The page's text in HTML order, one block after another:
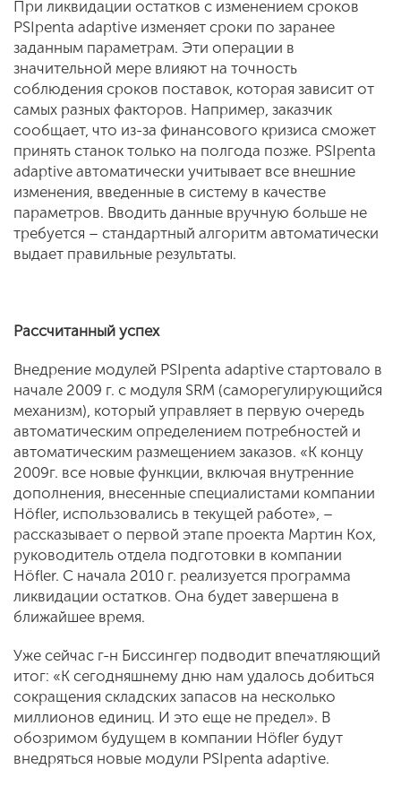
При ликвидации остатков с изменением сроков
PSIpenta adaptive изменяет сроки по заранее
заданным параметрам. Эти операции в
значительной мере влияют на точность
соблюдения сроков поставок, которая зависит от
самых разных факторов. Например, заказчик
сообщает, что из-за финансового кризиса сможет
принять станок только на полгода позже. PSIpenta
adaptive автоматически учитывает все внешние
изменения, введенные в систему в качестве
параметров. Вводить данные вручную больше не
требуется – стандартный алгоритм автоматически
выдает правильные результаты.
Рассчитанный успех
Внедрение модулей PSIpenta adaptive стартовало в
начале 2009 г. с модуля SRM (саморегулирующийся
механизм), который управляет в первую очередь
автоматическим определением потребностей и
автоматическим размещением заказов. «К концу
2009г. все новые функции, включая внутренние
дополнения, внесенные специалистами компании
Höfler, использовались в текущей работе», –
рассказывает о первой этапе проекта Мартин Кох,
руководитель отдела подготовки в компании
Höfler. С начала 2010 г. реализуется программа
ликвидации остатков. Она будет завершена в
ближайшее время.
Уже сейчас г-н Биссингер подводит впечатляющий
итог: «К сегодняшнему дню нам удалось добиться
сокращения складских запасов на несколько
миллионов единиц. И это еще не предел». В
обозримом будущем в компании Höfler будут
внедряться новые модули PSIpenta adaptive.